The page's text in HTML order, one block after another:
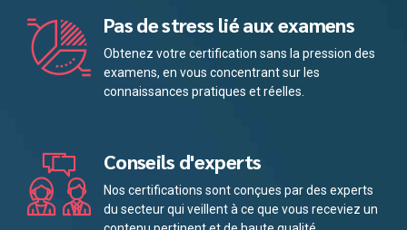
Pas de stress lié aux examens
Obtenez votre certification sans la pression des
examens, en vous concentrant sur les
connaissances pratiques et réelles.
Conseils d'experts
Nos certifications sont conçues par des experts
du secteur qui veillent à ce que vous receviez un